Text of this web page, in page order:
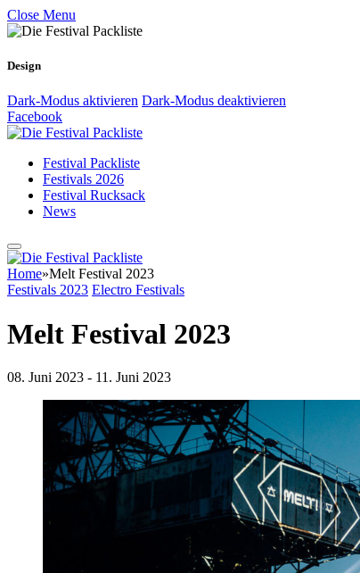
Close Menu
Design
Dark-Modus aktivieren Dark-Modus deaktivieren
Facebook
Festival Packliste
Festivals 2026
Festival Rucksack
News
Home»Melt Festival 2023
Festivals 2023 Electro Festivals
Melt Festival 2023
08. Juni 2023 - 11. Juni 2023